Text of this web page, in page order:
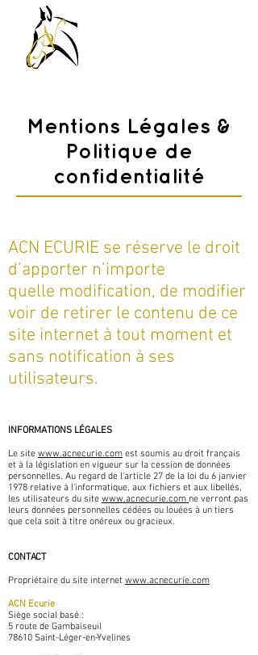
Mentions Légales &
Politique de
confidentialité
ACN ECURIE se réserve le droit
d’apporter n’importe
quelle modification, de modifier
voir de retirer le contenu de ce
site internet à tout moment et
sans notification à ses
utilisateurs.
INFORMATIONS LÉGALES
Le site www.acnecurie.com est soumis au droit français
et à la législation en vigueur sur la cession de données
personnelles. Au regard de l'article 27 de la loi du 6 janvier
1978 relative à l'informatique, aux fichiers et aux libellés,
les utilisateurs du site www.acnecurie.com ne verront pas
leurs données personnelles cédées ou louées à un tiers
que cela soit à titre onéreux ou gracieux.
CONTACT
Propriétaire du site internet www.acnecurie.com
ACN Ecurie
Siège social basé :
5 route de Gambaiseuil
78610 Saint-Léger-en-Yvelines